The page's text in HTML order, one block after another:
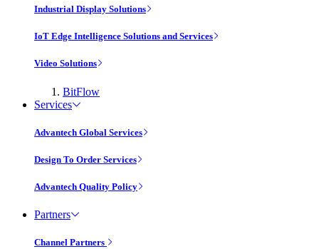
Industrial Display Solutions
IoT Edge Intelligence Solutions and Services
Video Solutions
BitFlow
Services
Advantech Global Services
Design To Order Services
Advantech Quality Policy
Partners
Channel Partners